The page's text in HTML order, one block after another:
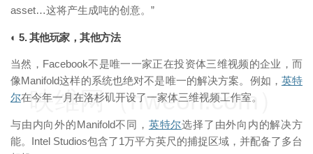
asset…这将产生成吨的创意。”
◐ 5. 其他玩家，其他方法
当然，Facebook不是唯一一家正在投资体三维视频的企业，而
像Manifold这样的系统也绝对不是唯一的解决方案。例如， 英特
尔在今年一月在洛杉矶开设了一家体三维视频工作室。
与由内向外的Manifold不同， 英特尔选择了由外向内的解决方
能。Intel Studios包含了1万平方英尺的捕捉区域，并配备了多台
映维网（nweon.com）